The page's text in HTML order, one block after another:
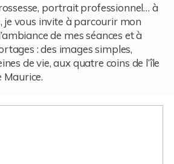
portrait professionnel… à
je vous invite à parcourir mon
de mes séances et à
: des images simples,
de vie, aux quatre coins de l’île
Maurice.